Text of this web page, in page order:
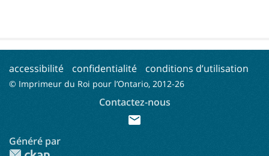
accessibilité confidentialité conditions d’utilisation
© Imprimeur du Roi pour l’Ontario, 2012-26
Contactez-nous
mail
Généré par